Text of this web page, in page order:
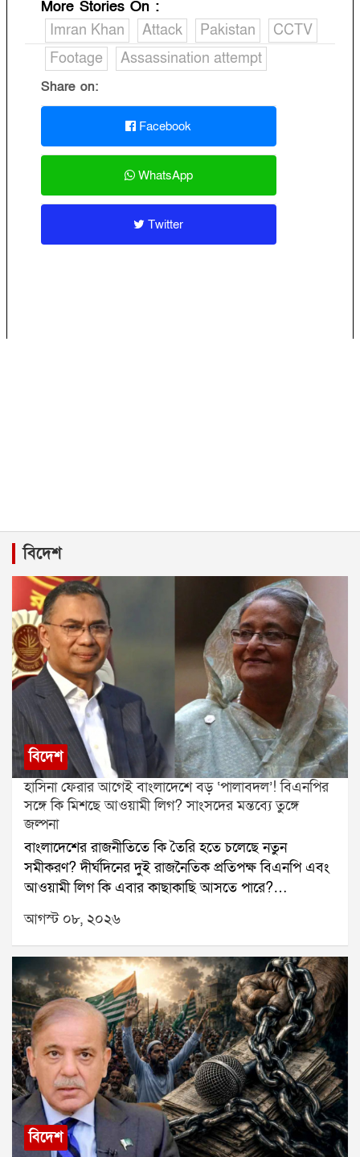
More Stories On :
Imran Khan
Attack Pakistan
CCTV
Footage
Assassination attempt
Share on:
Facebook
WhatsApp
Twitter
বিদেশ
বিদেশ
হাসিনা ফেরার আগেই বাংলাদেশে বড় ‘পালাবদল’! বিএনপির
সঙ্গে কি মিশছে আওয়ামী লিগ? সাংসদের মন্তব্যে তুঙ্গে
জল্পনা
বাংলাদেশের রাজনীতিতে কি তৈরি হতে চলেছে নতুন
সমীকরণ? দীর্ঘদিনের দুই রাজনৈতিক প্রতিপক্ষ বিএনপি এবং
আওয়ামী লিগ কি এবার কাছাকাছি আসতে পারে?
বাংলাদেশের প্রাক্তন প্রধানমন্ত্রী শেখ হাসিনার দেশে ফেরার
জল্পনার মধ্যেই এমনই এক মন্তব্য ঘিরে শুরু হয়েছে নতুন
রাজনৈতিক চর্চা।চলতি বছরের ডিসেম্বরেই বাংলাদেশে ফিরতে
চান শেখ হাসিনা, এমন খবর সামনে এসেছে। তার মধ্যেই
আওয়ামী লিগকে নিয়ে বড় মন্তব্য করেছেন বিএনপির এক
সাংসদ। সুনামগঞ্জ-২ আসনের সাংসদ নাসির উদ্দিন চৌধুরী
বৃহস্পতিবার একটি সমাবেশে বলেন, আওয়ামী লিগ তাঁদের
শত্রু নয়, বরং মিত্র। তাঁর দাবি, মুক্তিযুদ্ধের সময় দুই পক্ষ
একসঙ্গে লড়াই করেছে এবং অদূর ভবিষ্যতে আওয়ামী লিগ
বিএনপির সঙ্গে মিশে যেতে পারে।এই মন্তব্য প্রকাশ্যে
আসতেই বাংলাদেশের রাজনৈতিক মহলে জোর জল্পনা শুরু
হয়েছে। তা হলে কি নিষেধাজ্ঞার আওতায় থাকা আওয়ামী
লিগকে ফের রাজনীতির মূল স্রোতে ফিরিয়ে আনার কোনও
আগস্ট ০৮, ২০২৬
বিদেশ